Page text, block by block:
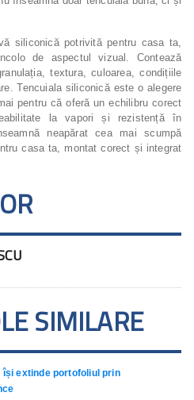
siliconică potrivită pentru casa ta,
de aspectul vizual. Contează
textura, culoarea, condițiile
Tencuiala siliconică este o alegere
pentru că oferă un echilibru corect
la vapori și rezistență în
neapărat cea mai scumpă
casa ta, montat corect și integrat
SIMILARE
extinde portofoliul prin